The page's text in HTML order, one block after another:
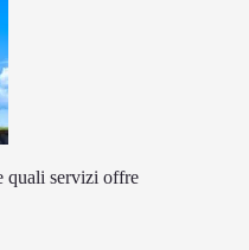
quali servizi offre